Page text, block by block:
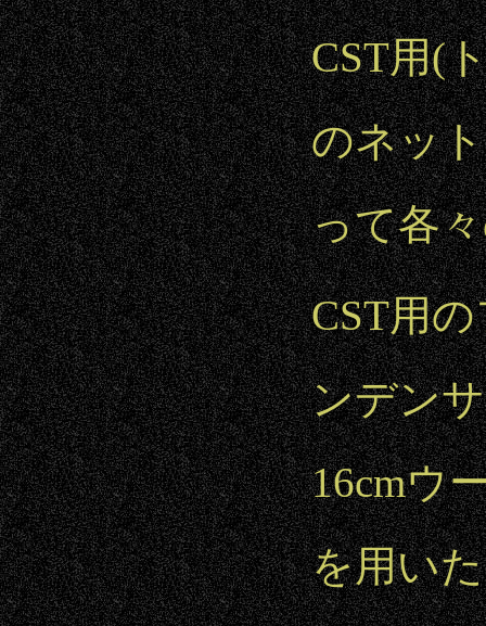
CST用(
のネッ
って各
CST用
ンデン
16cmウ
を用い